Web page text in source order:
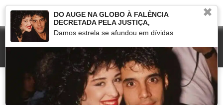
Gian e Giovani
✖
DO AUGE NA GLOBO À FALÊNCIA
DECRETADA PELA JUSTIÇA,
Damos estrela se afundou em dívidas